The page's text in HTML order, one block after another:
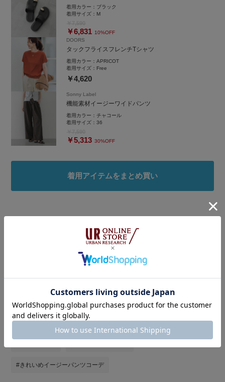
着用カラー： ブラック
着用サイズ： M
￥6,831 10%OFF
DOORS
タックフライスフレンチTシャツ
着用カラー：APRICOT
着用サイズ： Free
￥4,620
Sonny Label
機能素材イージーワイドパンツ
着用カラー：チャコール
着用サイズ：36
￥5,313 30%OFF
着用アイテムをまとめ買い
タグ
#私が選ぶセールアイテム26SS
#サンダル #オトナカジュアル #骨格ストレート
#休日スタイル #お出かけコーデ #低身長
#きれいめカジュアル #シンプルコーデ #やや暑い
#きれいめイージーパンツコーデ